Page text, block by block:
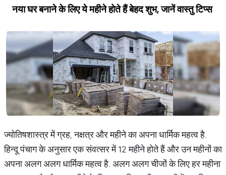
नया घर बनाने के लिए ये महीने होते हैं बेहद शुभ, जानें वास्तु टिप्स
ज्योतिषशास्त्र में ग्रह, नक्षत्र और महीने का अपना धार्मिक महत्व है.
हिन्दू पंचाग के अनुसार एक संवत्सर में 12 महीने होते हैं और उन महीनों का
अपना अलग अलग धार्मिक महत्व है. अलग अलग चीजों के लिए हर महीना